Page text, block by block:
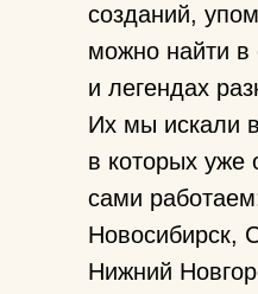
созданий,
можно найти в
и легендах
Их мы искали
в которых уже
сами
Новосибирск,
Нижний